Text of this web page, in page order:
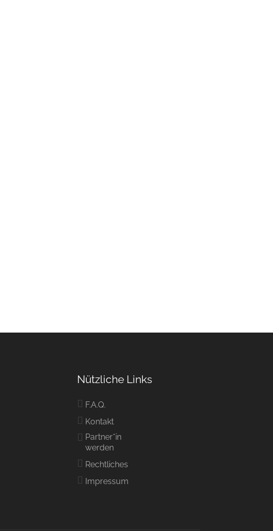
Nützliche Links
F.A.Q.
Kontakt
Partner*in
werden
Rechtliches
Impressum